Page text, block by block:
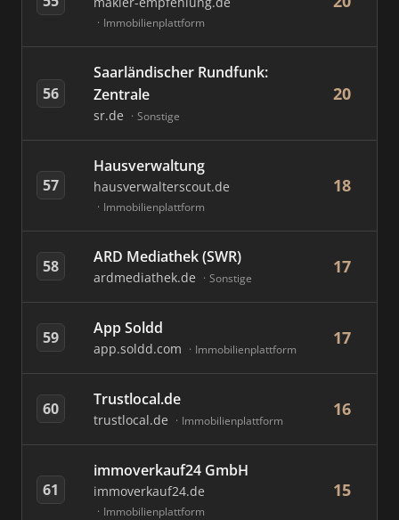
Immobilienplattform
56
Saarländischer Rundfunk:
Zentrale
sr.de Sonstige
20
57
Hausverwaltung
hausverwalterscout.de
Immobilienplattform
18
58 ARD Mediathek (SWR)
ardmediathek.de Sonstige
17
59 App Soldd
app.soldd.com Immobilienplattform
17
60 Trustlocal.de
trustlocal.de Immobilienplattform
16
61
immoverkauf24 GmbH
immoverkauf24.de
Immobilienplattform
15